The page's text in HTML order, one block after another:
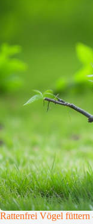
Rattenfrei Vögel